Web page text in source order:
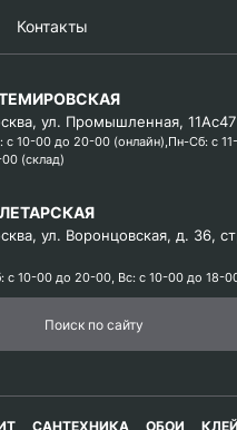
Контакты
ул. Промышленная, 11Ас47
с 10-00 до 20-00 (онлайн),Пн-Сб: с
(склад)
ул. Воронцовская, д. 36,
с 10-00 до 20-00, Вс: с 10-00 до 18-
САНТЕХНИКА ОБОИ